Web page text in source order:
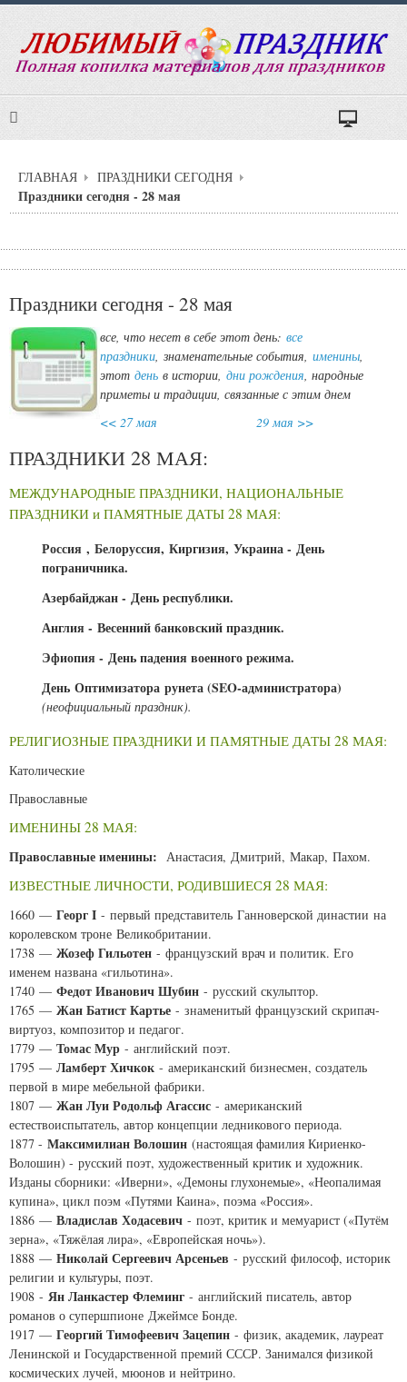
ГЛАВНАЯ ПРАЗДНИКИ СЕГОДНЯ
Праздники сегодня - 28 мая
Праздники сегодня - 28 мая
все, что несет в себе этот день: все
праздники, знаменательные события, именины,
этот день в истории, дни рождения, народные
приметы и традиции, связанные с этим днем
<< 27 мая
29 мая >>
ПРАЗДНИКИ 28 МАЯ:
МЕЖДУНАРОДНЫЕ ПРАЗДНИКИ, НАЦИОНАЛЬНЫЕ
ПРАЗДНИКИ и ПАМЯТНЫЕ ДАТЫ 28 МАЯ:
Россия , Белоруссия, Киргизия, Украина - День
пограничника.
Азербайджан - День республики.
Англия - Весенний банковский праздник.
Эфиопия - День падения военного режима.
День Оптимизатора рунета (SEO-администратора)
(неофициальный праздник).
РЕЛИГИОЗНЫЕ ПРАЗДНИКИ И ПАМЯТНЫЕ ДАТЫ 28 МАЯ:
Католические
Православные
ИМЕНИНЫ 28 МАЯ:
Православные именины: Анастасия, Дмитрий, Макар, Пахом.
ИЗВЕСТНЫЕ ЛИЧНОСТИ, РОДИВШИЕСЯ 28 МАЯ:
1660 — Георг I - первый представитель Ганноверской династии на
королевском троне Великобритании.
1738 — Жозеф Гильотен - французский врач и политик. Его
именем названа «гильотина».
1740 — Федот Иванович Шубин - русский скульптор.
1765 — Жан Батист Картье - знаменитый французский скрипач-
виртуоз, композитор и педагог.
1779 — Томас Мур - английский поэт.
1795 — Ламберт Хичкок - американский бизнесмен, создатель
первой в мире мебельной фабрики.
1807 — Жан Луи Родольф Агассис - американский
естествоиспытатель, автор концепции ледникового периода.
1877 - Максимилиан Волошин (настоящая фамилия Кириенко-
Волошин) - русский поэт, художественный критик и художник.
Изданы сборники: «Иверни», «Демоны глухонемые», «Неопалимая
купина», цикл поэм «Путями Каина», поэма «Россия».
1886 — Владислав Ходасевич - поэт, критик и мемуарист («Путём
зерна», «Тяжёлая лира», «Европейская ночь»).
1888 — Николай Сергеевич Арсеньев - русский философ, историк
религии и культуры, поэт.
1908 - Ян Ланкастер Флеминг - английский писатель, автор
романов о супершпионе Джеймсе Бонде.
1917 — Георгий Тимофеевич Зацепин - физик, академик, лауреат
Ленинской и Государственной премий СССР. Занимался физикой
космических лучей, мюонов и нейтрино.